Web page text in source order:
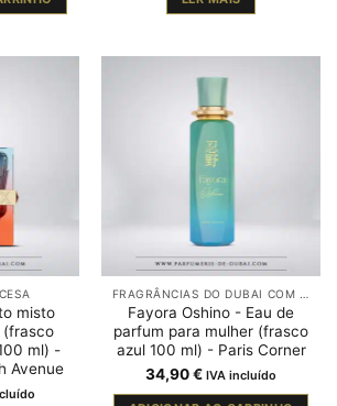
misto
(frasco
ml) -
Avenue
Fayora Oshino - Eau de
parfum para mulher (frasco
azul 100 ml) - Paris Corner
34,90€ IVA incluído